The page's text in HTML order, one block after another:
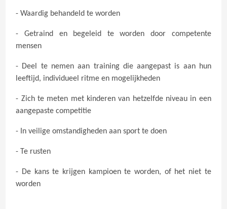
- Waardig behandeld te worden
- Getraind en begeleid te worden door competente
mensen
- Deel te nemen aan training die aangepast is aan hun
leeftijd, individueel ritme en mogelijkheden
- Zich te meten met kinderen van hetzelfde niveau in een
aangepaste competitie
- In veilige omstandigheden aan sport te doen
- Te rusten
- De kans te krijgen kampioen te worden, of het niet te
worden